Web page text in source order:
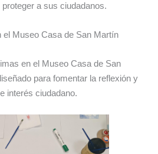
a sus ciudadanos.
el Museo Casa de San Martín
en el Museo Casa de San
para fomentar la reflexión y
interés ciudadano.